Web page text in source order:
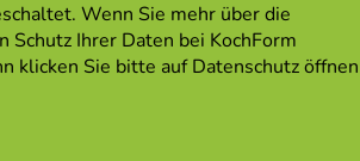
Wenn Sie mehr über die
Schutz Ihrer Daten bei KochForm
klicken Sie bitte aufDatenschutz öffnen